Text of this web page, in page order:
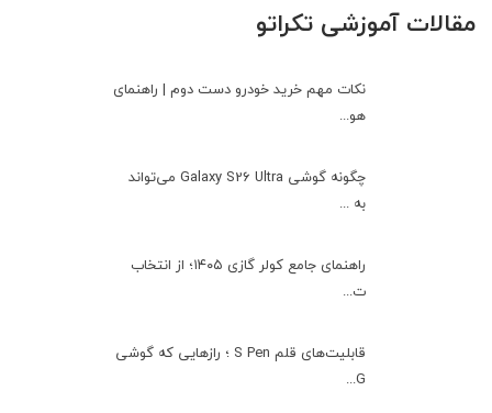
مقالات آموزشی تکراتو
نکات مهم خرید خودرو دست دوم | راهنمای
هو...
چگونه گوشی Galaxy S26 Ultra می‌تواند
به ...
راهنمای جامع کولر گازی ۱۴۰۵؛ از انتخاب
ت...
قابلیت‌های قلم S Pen ؛ رازهایی که گوشی
G...